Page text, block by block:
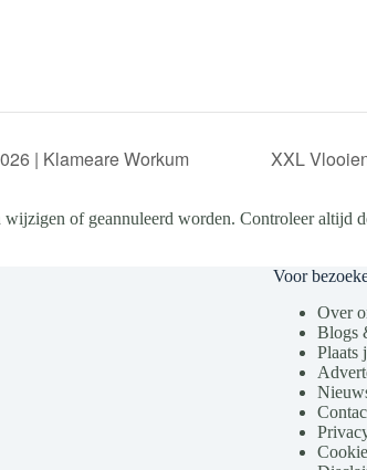
| Klameare Workum XXL
of geannuleerd worden. Controleer altijd
Voor
Over
Blogs
Plaats